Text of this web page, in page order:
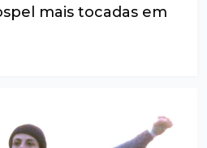
mais tocadas em